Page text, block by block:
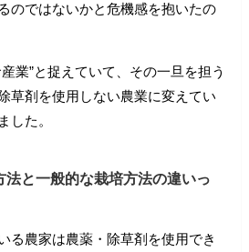
のではないかと危機感を抱いたの
業”と捉えていて、その一旦を担う
草剤を使用しない農業に変えてい
した。
法と一般的な栽培方法の違いっ
る農家は農薬・除草剤を使用でき